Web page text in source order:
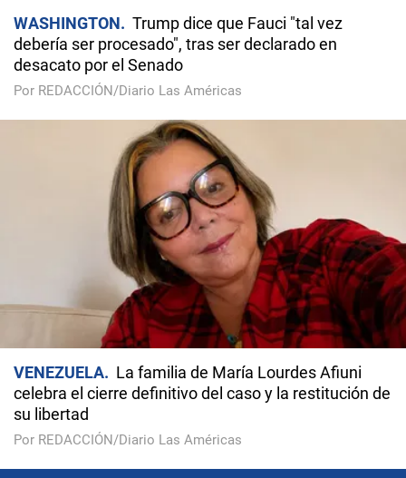
WASHINGTON
Trump dice que Fauci "tal vez
debería ser procesado", tras ser declarado en
desacato por el Senado
Por REDACCIÓN/Diario Las Américas
VENEZUELA
La familia de María Lourdes Afiuni
celebra el cierre definitivo del caso y la restitución de
su libertad
Por REDACCIÓN/Diario Las Américas